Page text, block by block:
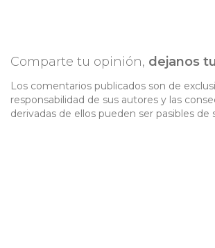
Comparte tu opinión, dejanos
Los comentarios publicados son de
responsabilidad de sus autores y las
derivadas de ellos pueden ser pasibles de